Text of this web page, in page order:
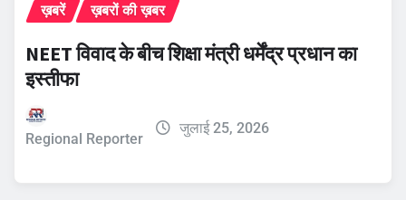
ख़बरें ख़बरों की ख़बर
NEET विवाद के बीच शिक्षा मंत्री धर्मेंद्र प्रधान का
इस्तीफा
Regional Reporter
जुलाई 25, 2026